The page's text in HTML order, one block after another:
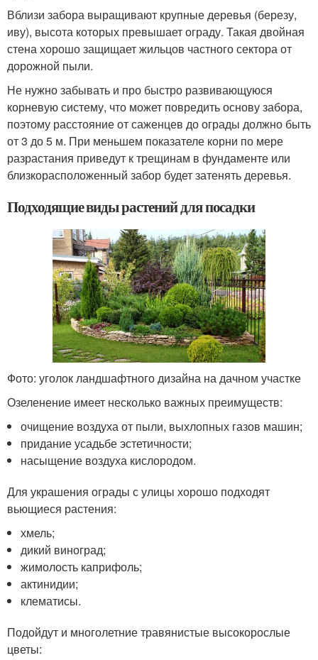
Вблизи забора выращивают крупные деревья (березу,
иву), высота которых превышает ограду. Такая двойная
стена хорошо защищает жильцов частного сектора от
дорожной пыли.
Не нужно забывать и про быстро развивающуюся
корневую систему, что может повредить основу забора,
поэтому расстояние от саженцев до ограды должно быть
от 3 до 5 м. При меньшем показателе корни по мере
разрастания приведут к трещинам в фундаменте или
близкорасположенный забор будет затенять деревья.
Подходящие виды растений для посадки
Фото: уголок ландшафтного дизайна на дачном участке
Озеленение имеет несколько важных преимуществ:
очищение воздуха от пыли, выхлопных газов машин;
придание усадьбе эстетичности;
насыщение воздуха кислородом.
Для украшения ограды с улицы хорошо подходят
вьющиеся растения:
хмель;
дикий виноград;
жимолость каприфоль;
актинидии;
клематисы.
Подойдут и многолетние травянистые высокорослые
цветы: